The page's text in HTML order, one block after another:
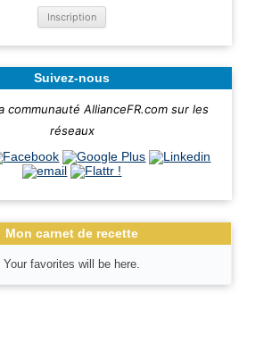
Suivez-nous
communauté AllianceFR.com sur les
réseaux
Mon carnet de recette
Your favorites will be here.